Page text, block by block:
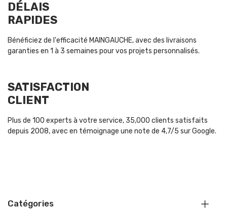
DÉLAIS
RAPIDES
Bénéficiez de l'efficacité MAINGAUCHE, avec des livraisons
garanties en 1 à 3 semaines pour vos projets personnalisés.
SATISFACTION
CLIENT
Plus de 100 experts à votre service, 35,000 clients satisfaits
depuis 2008, avec en témoignage une note de 4,7/5 sur Google.
Catégories